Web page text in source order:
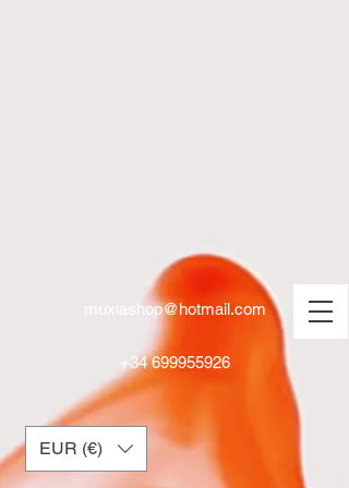
+34 699955926
EUR (€)
muxiashop@hotmail.com